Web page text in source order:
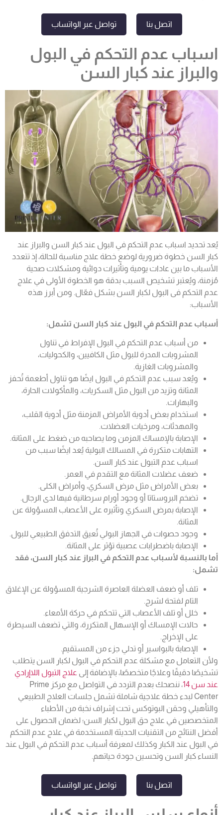
اتصل بنا تواصل عبر الواتساب
اسباب عدم التحكم في البول
والبراز عند كبار السن
يُعد تحديد اسباب عدم التحكم في البول عند كبار السن والبراز عند
كبار السن خطوة ضرورية لوضع خطة علاج مناسبة للحالة، إذ تتعدد
الأسباب ما بين عادات يومية وتأثيرات دوائية ومشكلات صحية
مُزمنة، ويُعتبر تشخيص السبب بدقة هو الخطوة الأولى في علاج
عدم التحكم فى البول لكبار السن بشكل فعّال. ومن أبرز هذه
الأسباب:
أسباب عدم التحكم في البول عند كبار السن تشمل:
من أسباب عدم التحكم في البول الإفراط في تناول
المشروبات المدرة للبول مثل الكافيين، والكحوليات،
والمشروبات الغازية.
ويُعد سبب عدم التحكم في البول ايضًا هو تناول أطعمة تُحفز
المثانة وتزيد من البول مثل السكريات، والمأكولات الحارة،
والبهارات.
استخدام بعض أدوية الأمراض المزمنة مثل أدوية القلب،
والمهدئات، ومرخيات العضلات.
الإصابة بالإمساك المزمن وما يصاحبه من ضغط على المثانة.
التهابات متكررة في المسالك البولية يُعد ايضًا سبب من
اسباب عدم التبول عند كبار السن.
ضعف عضلات المثانة مع التقدم في العمر.
بعض الأمراض مثل مرض السكري، وأمراض الكلى.
تضخم البروستاتا أو وجود أورام سرطانية فيها لدى الرجال.
الإصابة بمرض السكري وتأثيره على الأعصاب المسؤولة عن
المثانة.
وجود حصوات في الجهاز البولي تُعيق التدفق الطبيعي للبول.
الإصابة باضطرابات عصبية تؤثر على المثانة.
أما بالنسبة لأسباب عدم التحكم في البراز عند كبار السن، فقد
تشمل:
تلف أو ضعف العضلة العاصرة الشرجية المسؤولة عن الإغلاق
التام لفتحة لشرج.
خلل أو تلف الأعصاب التي تتحكم في حركة الأمعاء.
حالات الإمساك أو الإسهال المتكررة، والتي تضعف السيطرة
على الإخراج.
الإصابة بالبواسير أو تدلي جزء من المستقيم.
ولأن التعامل مع مشكلة عدم التحكم في البول لكبار السن يتطلب
تشخيصًا دقيقًا وعلاجًا متخصصًا، بالإضافة إلى علاج التبول اللاإرادي
عند سن 14
، ننصحك بعدم التردد في التواصل مع مركز Prime
Center لبدء خطة علاجية شاملة تشمل جلسات العلاج الطبيعي
والتأهيلي وحقن البوتوكس تحت إشراف نخبة من الأطباء
المتخصصين في علاج حق البول لكبار السن؛ لضمان الحصول على
أفضل النتائج من التقنيات الحديثة المستخدمة في علاج عدم التحكم
في البول عند الكبار وكذلك لمعرفة أسباب عدم التحكم في البول عند
النساء كبار السن وتحسين جودة حياتهم.
اتصل بنا تواصل عبر الواتساب